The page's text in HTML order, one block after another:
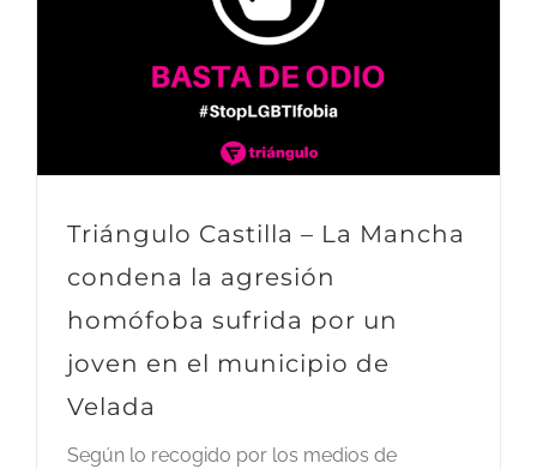
Triángulo Castilla – La Mancha
condena la agresión
homófoba sufrida por un
joven en el municipio de
Velada
Según lo recogido por los medios de